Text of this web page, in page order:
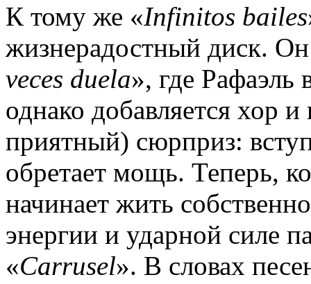
К тому же «Infinitos bailes
жизнерадостный диск. Он
veces duela», где Рафаэль
однако добавляется хор
приятный) сюрприз:
обретает мощь. Теперь,
начинает жить
энергии и ударной силе
«Carrusel». В словах